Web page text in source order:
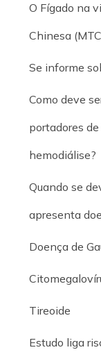
O Fígado na
Chinesa
Se informe
Como deve
portadores
hemodiálise?
Quando se
apresenta
Doença de
Tireoide
Estudo liga